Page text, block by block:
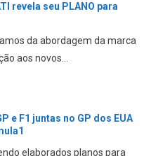
revela seu PLANO para
da abordagem da marca
aos novos...
e F1 juntas no GP dos EUA
elaborados planos para